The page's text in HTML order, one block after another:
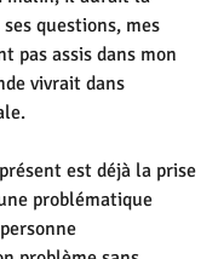
questions, mes
pas assis dans mon
vivrait dans
est déjà la prise
problématique